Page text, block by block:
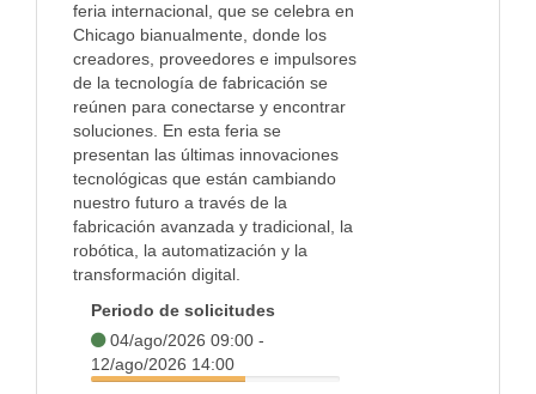
feria internacional, que se celebra en
Chicago bianualmente, donde los
creadores, proveedores e impulsores
de la tecnología de fabricación se
reúnen para conectarse y encontrar
soluciones. En esta feria se
presentan las últimas innovaciones
tecnológicas que están cambiando
nuestro futuro a través de la
fabricación avanzada y tradicional, la
robótica, la automatización y la
transformación digital.
Periodo de solicitudes
04/ago/2026 09:00 -
12/ago/2026 14:00